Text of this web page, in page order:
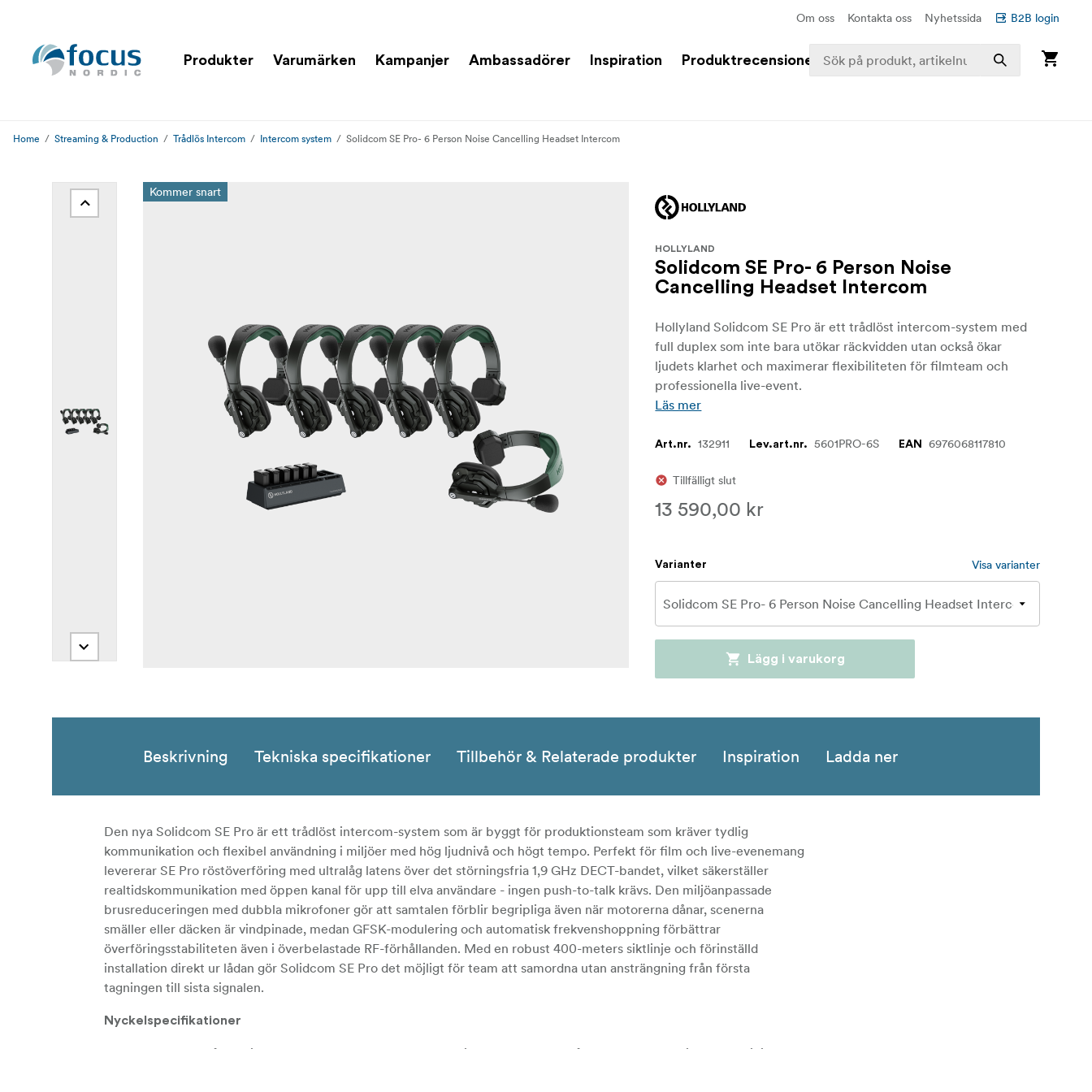
Om oss Kontakta oss Nyhetssida B2B login
Produkter Varumärken Kampanjer Ambassadörer Inspiration Produktrecensioner
Home Streaming & Production Trådlös Intercom Intercom system Solidcom SE Pro- 6 Person Noise Cancelling Headset Intercom
Kommer snart
HOLLYLAND
Solidcom SE Pro- 6 Person Noise
Cancelling Headset Intercom
Hollyland Solidcom SE Pro är ett trådlöst intercom-system med
full duplex som inte bara utökar räckvidden utan också ökar
ljudets klarhet och maximerar flexibiliteten för filmteam och
professionella live-event.
Läs mer
Art.nr. 132911 Lev.art.nr. 5601PRO-6S EAN 6976068117810
Tillfälligt slut
13 590,00 kr
Varianter Visa varianter
Lägg i varukorg
Beskrivning Tekniska specifikationer Tillbehör & Relaterade produkter Inspiration Ladda ner
Den nya Solidcom SE Pro är ett trådlöst intercom-system som är byggt för produktionsteam som kräver tydlig
kommunikation och flexibel användning i miljöer med hög ljudnivå och högt tempo. Perfekt för film och live-evenemang
levererar SE Pro röstöverföring med ultralåg latens över det störningsfria 1,9 GHz DECT-bandet, vilket säkerställer
realtidskommunikation med öppen kanal för upp till elva användare - ingen push-to-talk krävs. Den miljöanpassade
brusreduceringen med dubbla mikrofoner gör att samtalen förblir begripliga även när motorerna dånar, scenerna
smäller eller däcken är vindpinade, medan GFSK-modulering och automatisk frekvenshoppning förbättrar
överföringsstabiliteten även i överbelastade RF-förhållanden. Med en robust 400-meters siktlinje och förinställd
installation direkt ur lådan gör Solidcom SE Pro det möjligt för team att samordna utan ansträngning från första
tagningen till sista signalen.
Nyckelspecifikationer
Full-duplex trådlöst intercom-system med stöd för upp till elva användare på en öppen kanal - inga fördröjningar